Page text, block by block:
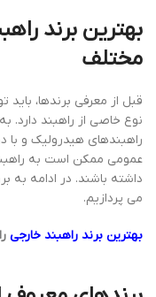
بهترین برند
مختلف
قبل از معرفی برندها،
نوع خاصی از راهبند دارد.
راهبندهای هیدرولیک و با
داشته باشند. در ادامه به
می پردازیم.
بهترین برند راهبند خارجی